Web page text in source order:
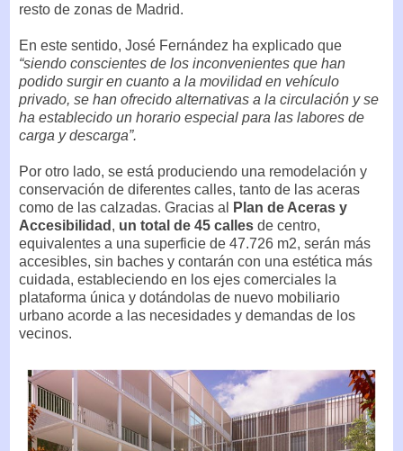
resto de zonas de Madrid.
En este sentido, José Fernández ha explicado que
“siendo conscientes de los inconvenientes que han
podido surgir en cuanto a la movilidad en vehículo
privado, se han ofrecido alternativas a la circulación y se
ha establecido un horario especial para las labores de
carga y descarga”.
Por otro lado, se está produciendo una remodelación y
conservación de diferentes calles, tanto de las aceras
como de las calzadas. Gracias al
Plan de Aceras y
Accesibilidad , un total de 45 calles de centro,
equivalentes a una superficie de 47.726 m2, serán más
accesibles, sin baches y contarán con una estética más
cuidada, estableciendo en los ejes comerciales la
plataforma única y dotándolas de nuevo mobiliario
urbano acorde a las necesidades y demandas de los
vecinos.